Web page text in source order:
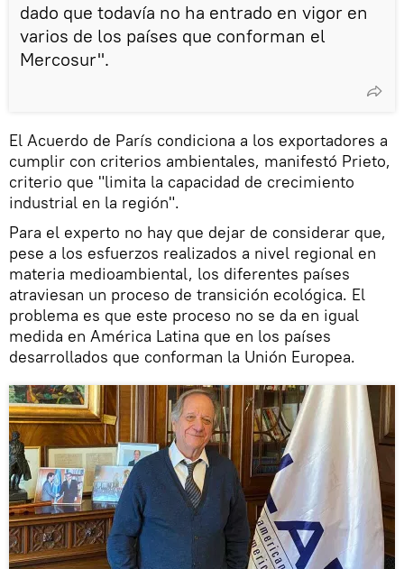
dado que todavía no ha entrado en vigor en
varios de los países que conforman el
Mercosur".
El Acuerdo de París condiciona a los exportadores a
cumplir con criterios ambientales, manifestó Prieto,
criterio que "limita la capacidad de crecimiento
industrial en la región".
Para el experto no hay que dejar de considerar que,
pese a los esfuerzos realizados a nivel regional en
materia medioambiental, los diferentes países
atraviesan un proceso de transición ecológica. El
problema es que este proceso no se da en igual
medida en América Latina que en los países
desarrollados que conforman la Unión Europea.